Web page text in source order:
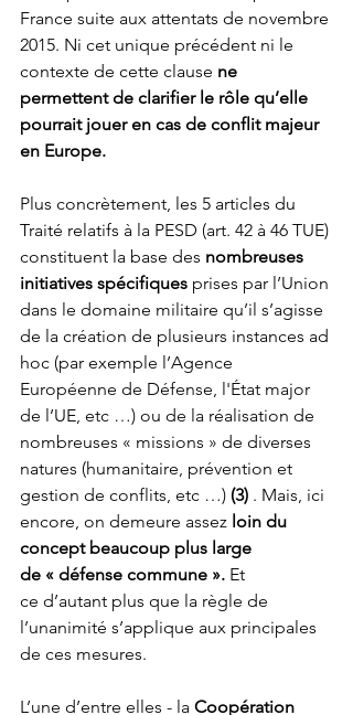
France suite aux attentats de novembre
2015. Ni cet unique précédent ni le
contexte de cette clause ne
permettent de clarifier le rôle qu’elle
pourrait jouer en cas de conflit majeur
en Europe.
Plus concrètement, les 5 articles du
Traité relatifs à la PESD (art. 42 à 46 TUE)
constituent la base des nombreuses
initiatives spécifiques prises par l’Union
dans le domaine militaire qu’il s’agisse
de la création de plusieurs instances ad
hoc (par exemple l’Agence
Européenne de Défense, l'État major
de l’UE, etc …) ou de la réalisation de
nombreuses « missions » de diverses
natures (humanitaire, prévention et
gestion de conflits, etc …) (3) . Mais, ici
encore, on demeure assez loin du
concept beaucoup plus large
de « défense commune ». Et
ce d’autant plus que la règle de
l’unanimité s’applique aux principales
de ces mesures.
L’une d’entre elles - la Coopération